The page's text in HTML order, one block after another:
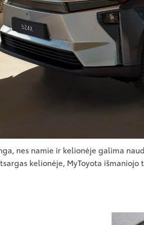
nes namie ir kelionėje galima
kelionėje, MyToyota